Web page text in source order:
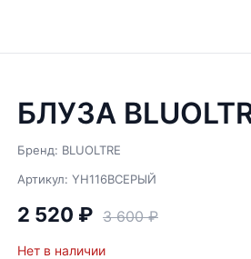
БЛУЗА
Бренд: BLUOLTRE
Артикул: YH116BСЕРЫЙ
2 520 ₽ 3 600 ₽
Нет в наличии